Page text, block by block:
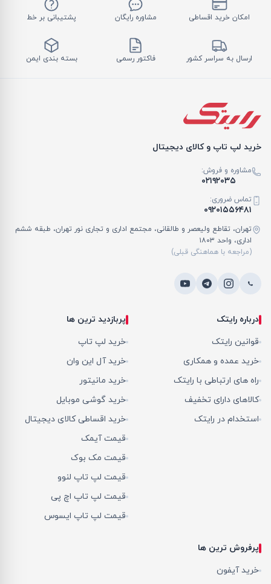
امکان خرید اقساطی مشاوره رایگان پشتیبانی بر خط
ارسال به سراسر کشور فاکتور رسمی بسته بندی ایمن
خرید لپ تاپ و کالای دیجیتال
مشاوره و فروش:
۰۲۱۹۲۰۳۵
تماس ضروری:
۰۹۲۰۱۵۵۶۴۸۱
تهران، تقاطع ولیعصر و طالقانی، مجتمع اداری و تجاری نور تهران، طبقه ششم
اداری، واحد ۱۸۰۳
(مراجعه با هماهنگی قبلی)
درباره رایتک
قوانین رایتک
خرید عمده و همکاری
راه های ارتباطی با رایتک
کالاهای دارای تخفیف
استخدام در رایتک
پربازدید ترین ها
خرید لپ تاپ
خرید آل این وان
خرید مانیتور
خرید گوشی موبایل
خرید اقساطی کالای دیجیتال
قیمت آیمک
قیمت مک بوک
قیمت لپ تاپ لنوو
قیمت لپ تاپ اچ پی
قیمت لپ تاپ ایسوس
پرفروش ترین ها
خرید آیفون